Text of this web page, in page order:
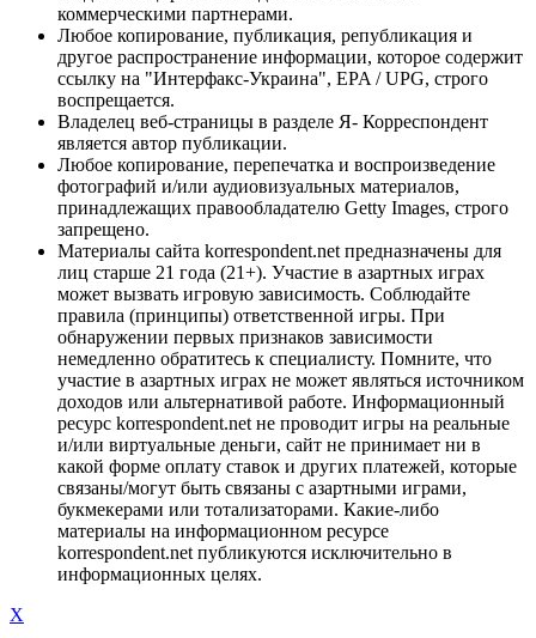
коммерческими партнерами.
Любое копирование, публикация, републикация и
другое распространение информации, которое содержит
ссылку на "Интерфакс-Украина", EPA / UPG, строго
воспрещается.
Владелец веб-страницы в разделе Я- Корреспондент
является автор публикации.
Любое копирование, перепечатка и воспроизведение
фотографий и/или аудиовизуальных материалов,
принадлежащих правообладателю Getty Images, строго
запрещено.
Материалы сайта korrespondent.net предназначены для
лиц старше 21 года (21+). Участие в азартных играх
может вызвать игровую зависимость. Соблюдайте
правила (принципы) ответственной игры. При
обнаружении первых признаков зависимости
немедленно обратитесь к специалисту. Помните, что
участие в азартных играх не может являться источником
доходов или альтернативой работе. Информационный
ресурс korrespondent.net не проводит игры на реальные
и/или виртуальные деньги, сайт не принимает ни в
какой форме оплату ставок и других платежей, которые
связаны/могут быть связаны с азартными играми,
букмекерами или тотализаторами. Какие-либо
материалы на информационном ресурсе
korrespondent.net публикуются исключительно в
информационных целях.
X